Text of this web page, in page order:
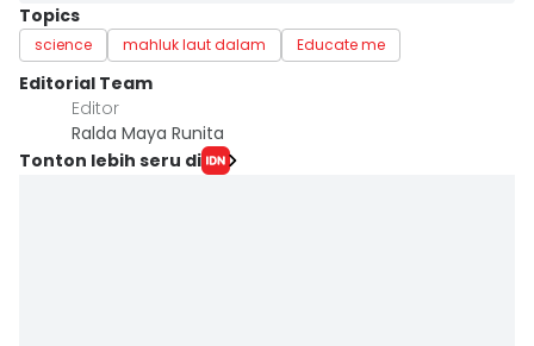
Topics
science mahluk laut dalam Educate me
Editorial Team
Editor
Ralda Maya Runita
Tonton lebih seru di